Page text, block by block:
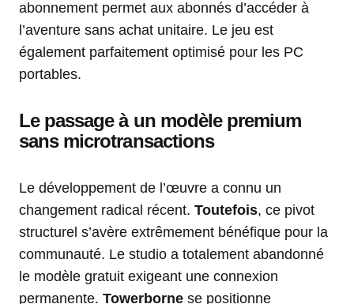
abonnement permet aux abonnés d’accéder à
l’aventure sans achat unitaire. Le jeu est
également parfaitement optimisé pour les PC
portables.
Le passage à un modèle premium
sans microtransactions
Le développement de l’œuvre a connu un
changement radical récent. Toutefois, ce pivot
structurel s’avère extrêmement bénéfique pour la
communauté. Le studio a totalement abandonné
le modèle gratuit exigeant une connexion
permanente. Towerborne se positionne